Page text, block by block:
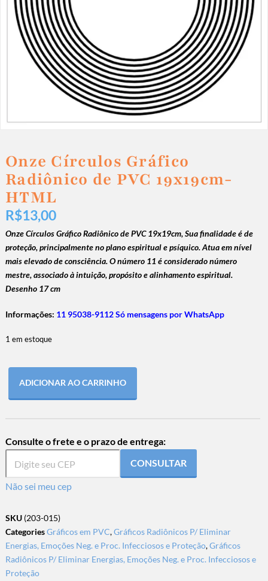
Onze Círculos Gráfico
Radiônico de PVC 19x19cm-
HTML
R$13,00
Onze Círculos Gráfico Radiônico de PVC 19x19cm,Sua finalidade é de
proteção, principalmente no plano espiritual e psíquico. Atua em nível
mais elevado de consciência. O número 11 é considerado número
mestre, associado à intuição, propósito e alinhamento espiritual.
Desenho 17 cm
Informações: 11 95038-9112 Só mensagens por WhatsApp
1 em estoque
ADICIONAR AO CARRINHO
Consulte o frete e o prazo de entrega:
CONSULTAR
Não sei meu cep
SKU (203-015)
CategoriesGráficos em PVC,Gráficos Radiônicos P/ Eliminar
Energias, Emoções Neg. e Proc. Infecciosos e Proteção,Gráficos
Radiônicos P/ Eliminar Energias, Emoções Neg. e Proc. Infecciosos e
Proteção